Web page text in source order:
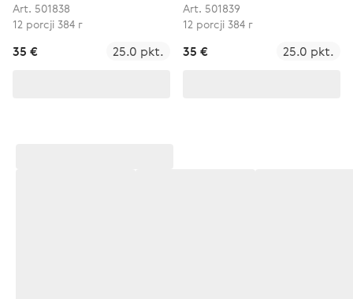
Art. 501838
12 porcji 384 г
35 € 25.0 pkt.
Art. 501839
12 porcji 384 г
35 € 25.0 pkt.